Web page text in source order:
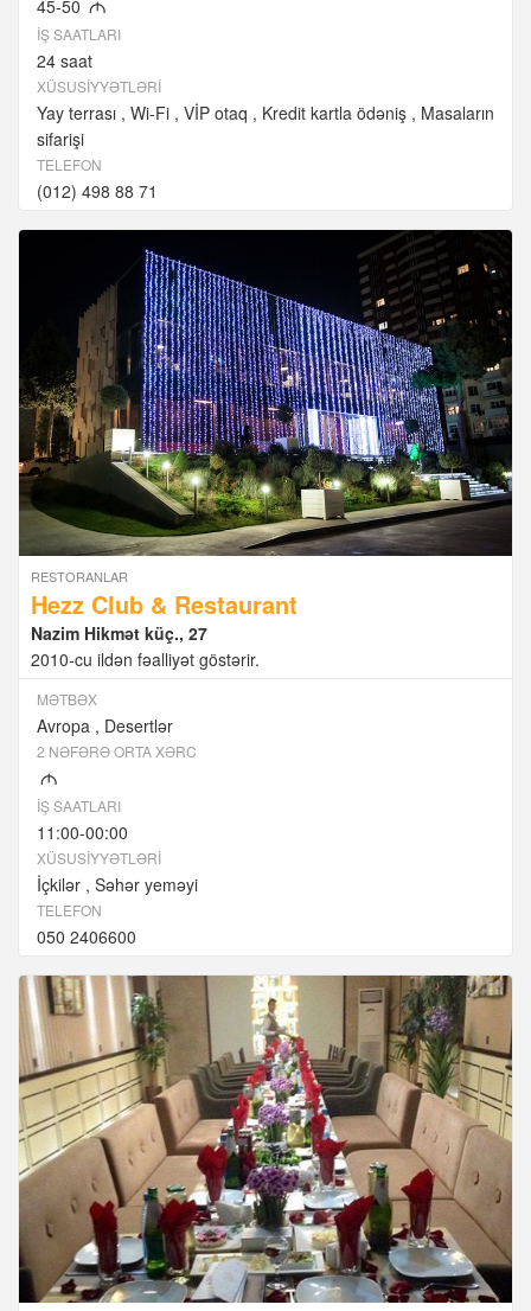
45-50 M
İŞ SAATLARI
24 saat
XÜSUSIYYƏTLƏRI
Yay terrası Wi-Fi VİP otaq Kredit kartla ödəniş
Masaların
sifarişi
TELEFON
(012) 498 88 71
RESTORANLAR
Hezz Club & Restaurant
Nazim Hikmət küç., 27
2010-cu ildən fəalliyət göstərir.
MƏTBƏX
Avropa Desertlər
2 NƏFƏRƏ ORTA XƏRC
M
İŞ SAATLARI
11:00-00:00
XÜSUSIYYƏTLƏRI
İçkilər Səhər yeməyi
TELEFON
050 2406600